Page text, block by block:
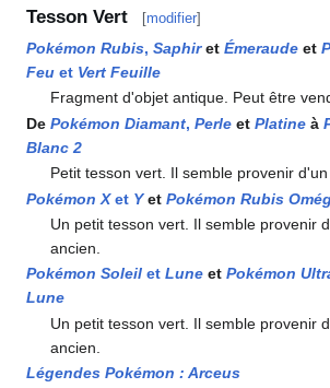
Tesson Vert [modifier]
Pokémon Rubis, Saphiret Émeraude et
Feu et Vert Feuille
Fragment d'objet antique. Peut être
De Pokémon Diamant, Perle et Platine à
Blanc 2
Petit tesson vert. Il semble provenir d'un
Pokémon Xet Yet Pokémon Rubis
Un petit tesson vert. Il semble provenir
ancien.
Pokémon Soleil et Lune et Pokémon
Lune
Un petit tesson vert. Il semble provenir
ancien.
Légendes Pokémon : Arceus